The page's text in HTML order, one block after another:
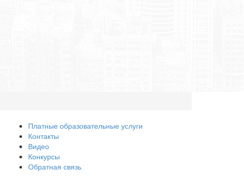
Платные образовательные услуги
Контакты
Видео
Конкурсы
Обратная связь